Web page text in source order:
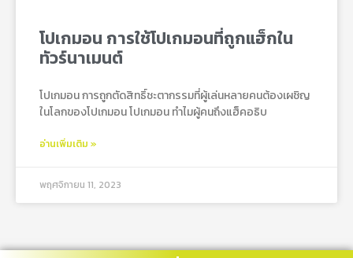
โปเกมอน การใช้โปเกมอนที่ถูกแฮ็กใน
ทัวร์นาเมนต์
โปเกมอน การถูกตัดสิทธิ์ชะตากรรมที่ผู้เล่นหลายคนต้องเผชิญ
ในโลกของโปเกมอน โปเกมอน ทำไมผู้คนถึงแฮ็คอธิบ
อ่านเพิ่มเติม »
พฤศจิกายน 11, 2023